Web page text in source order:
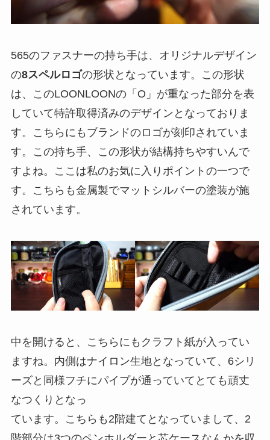
565のファスナーの持ち手は、オリジナルデザイン
の8スペルロゴの形状となっています。この形状
は、このLOONLOONの「O」が重なった部分を表
していて特許取得済みのデザイン となっておりま
す。こちらにもブランドのロゴが刻印されていま
す。この持ち手、この形状が結構持ちやすいんで
すよね。ここは私のお気に入りポイントの一つで
す。こちらも金属製でマットシルバーの塗装が施
されています。
中を開けると、こちらにもクラフト紙が入ってい
ますね。内側はナイロン生地となっていて、6シリ
ーズと同様フチにパイプが通っていてとても頑丈
なつくりとなっ
ています。こちらも2階建てとなっていまして、 2